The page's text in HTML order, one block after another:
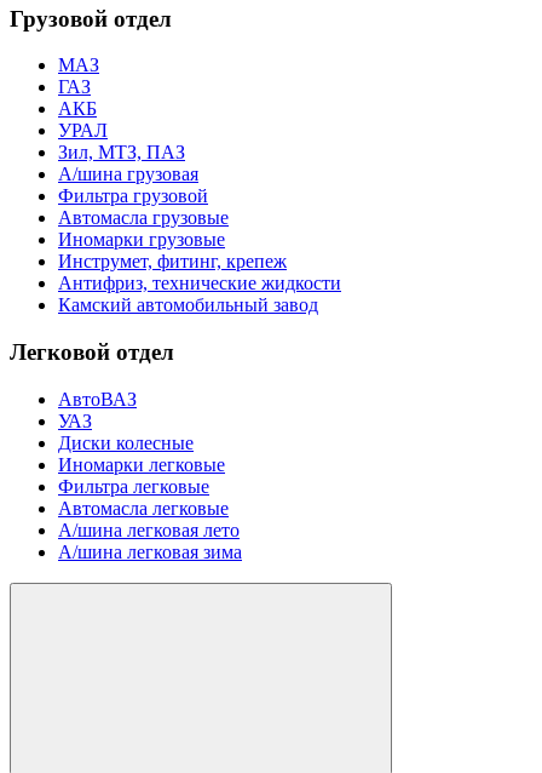
Грузовой отдел
МАЗ
ГАЗ
АКБ
УРАЛ
Зил, МТЗ, ПАЗ
А/шина грузовая
Фильтра грузовой
Автомасла грузовые
Иномарки грузовые
Инструмет, фитинг, крепеж
Антифриз, технические жидкости
Камский автомобильный завод
Легковой отдел
АвтоВАЗ
УАЗ
Диски колесные
Иномарки легковые
Фильтра легковые
Автомасла легковые
А/шина легковая лето
А/шина легковая зима